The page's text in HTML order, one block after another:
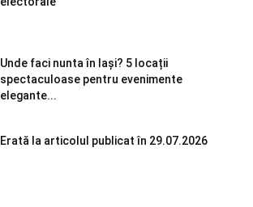
Unde faci nunta în Iași? 5 locații
spectaculoase pentru evenimente
elegante...
Erată la articolul publicat în 29.07.2026